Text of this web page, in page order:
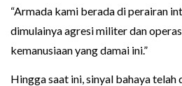
“Armada kami berada di perairan
dimulainya agresi militer dan
kemanusiaan yang damai ini.”
Hingga saat ini, sinyal bahaya